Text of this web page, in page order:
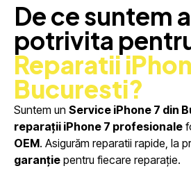
De ce suntem
potrivita
Reparatii
Bucuresti?
Suntem un Service iPhone 7 din
reparații iPhone 7 profesionale
OEM. Asigurăm reparatii rapide, la
garanție pentru fiecare reparație.